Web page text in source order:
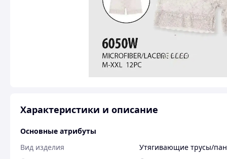
Характеристики и описание
Основные атрибуты
Вид изделия
Утягивающие трусы/